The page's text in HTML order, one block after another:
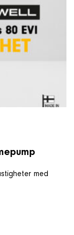
med